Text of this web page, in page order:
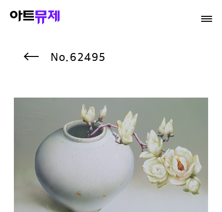
62495